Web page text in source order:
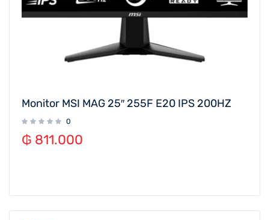
Monitor MSI MAG 25″ 255F E20 IPS 200HZ
0
₲ 811.000